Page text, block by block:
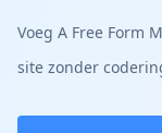
Voeg A Free Form
site zonder